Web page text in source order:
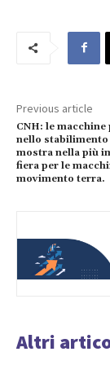
Previous article
CNH: le
nello stabilimento
mostra nella più
fiera per le
movimento terra.
Altri